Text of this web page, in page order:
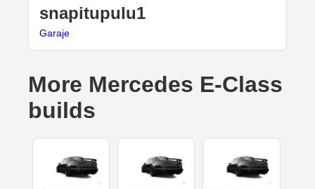
snapitupulu1
Garaje
More Mercedes E-Class
builds